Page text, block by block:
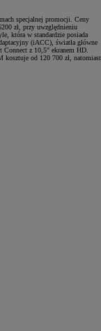
specjalnej promocji. Ceny
zł, przy uwzględnieniu
która w standardzie posiada
(iACC), światła główne
z 10,5" ekranem HD.
kosztuje od 120 700 zł, natomiast